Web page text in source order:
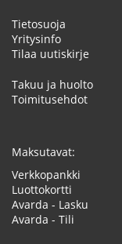
Tietosuoja
Yritysinfo
Tilaa uutiskirje
Takuu ja huolto
Toimitusehdot
Maksutavat:
Verkkopankki
Luottokortti
Avarda - Lasku
Avarda - Tili